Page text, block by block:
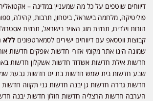
דיווחים שוטפים על כל מה שמעניין במדינה –
פוליטיקה, מלחמה בישראל, ביטחון, תרבות, קהילה,
הורות וילדים, תחזית מזג האויר בישראל, תחזית
קבוצות ווטסאפ עם דיווחים ישירים לסמארטפונים ללא
שמונה הינו אתר מקומי אזורי חדשות אופקים חדשות
חדשות אילת חדשות אשדוד חדשות אשקלון חדשות
שבע חדשות בית שמש חדשות בת ים חדשות גבעת
חדשות גדרה חדשות גן יבנה חדשות גני תקווה חדשות
הערבה חדשות הרצליה חדשות חולון חדשות יבנה